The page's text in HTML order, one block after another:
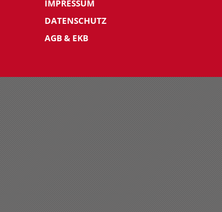
IMPRESSUM
DATENSCHUTZ
AGB & EKB